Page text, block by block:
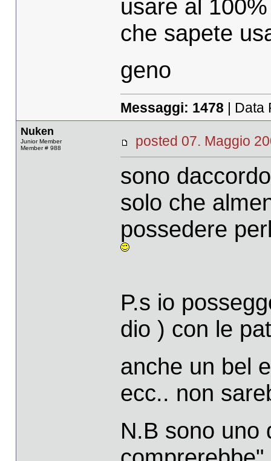
usare al
che sapete
geno
Messaggi: 1478 | Data
Nuken
Junior Member
Member # 988
posted 07. Maggio
sono
solo che
possedere
P.s io
dio ) con le
anche un bel
ecc.. non
N.B sono uno